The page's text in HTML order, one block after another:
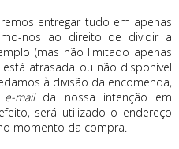
entregar tudo em apenas
nos ao direito de dividir a
(mas não limitado apenas
atrasada ou não disponível
à divisão da encomenda,
e-mailda nossa intenção em
será utilizado o endereço
momento da compra.